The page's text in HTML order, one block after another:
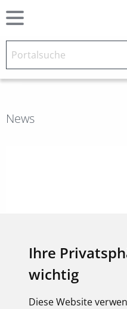
Ihre
wichtig
Diese Website
News